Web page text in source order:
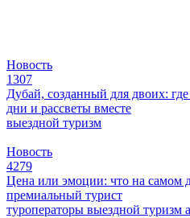
Новость
1307
Дубай, созданный для двоих:
дни и рассветы вместе
выездной туризм
Новость
4279
Цена или эмоции: что на самом
премиальный турист
туроператоры выездной туризм